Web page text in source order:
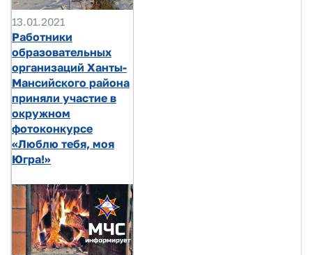
13.01.2021
Работники
образовательных
организаций Ханты-
Мансийского района
приняли участие в
окружном
фотоконкурсе
«Люблю тебя, моя
Югра!»